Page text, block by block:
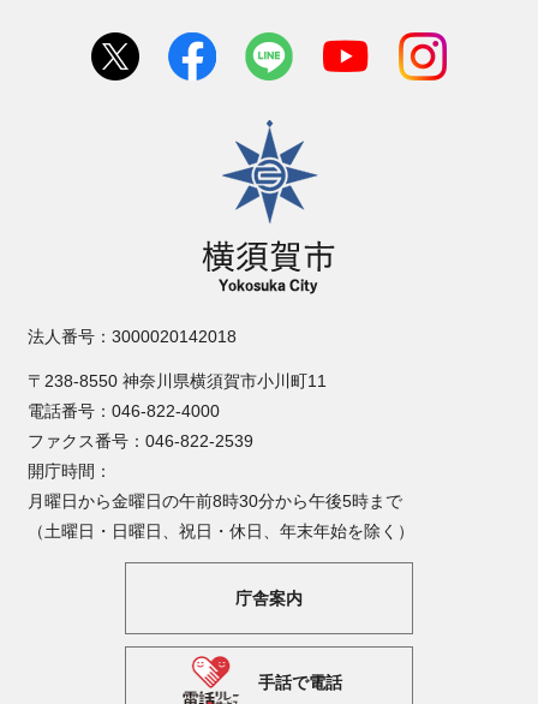
横須賀市
法人番号：3000020142018
〒238-8550 神奈川県横須賀市小川町11
電話番号：046-822-4000
ファクス番号：046-822-2539
開庁時間：
月曜日から金曜日の午前8時30分から午後5時まで
（土曜日・日曜日、祝日・休日、年末年始を除く）
庁舎案内
手話で電話